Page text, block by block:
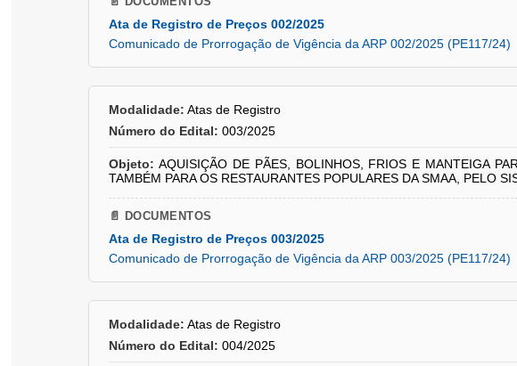
Ata de Registro de Preços 002/2025
Comunicado de Prorrogação de Vigência da ARP 002/2025 (PE117/24)
Modalidade: Atas de Registro
Número do Edital: 003/2025
Objeto: AQUISIÇÃO DE PÃES, BOLINHOS, FRIOS E MANTEIGA
TAMBÉM PARA OS RESTAURANTES POPULARES DA SMAA, PELO
📄 DOCUMENTOS
Ata de Registro de Preços 003/2025
Comunicado de Prorrogação de Vigência da ARP 003/2025 (PE117/24)
Modalidade: Atas de Registro
Número do Edital: 004/2025